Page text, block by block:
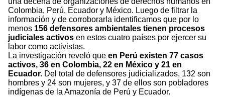
Colombia, Perú, Ecuador y México. Luego de filtrar la
información y de corroborarla identificamos que por lo
menos 156 defensores ambientales tienen procesos
judiciales activos en estos cuatro países por ejercer su
labor como activistas.
La investigación reveló que en Perú existen 77 casos
activos, 36 en Colombia, 22 en México y 21 en
Ecuador. Del total de defensores judicializados, 132 son
hombres y 24 son mujeres, y 37 de ellos son pobladores
indígenas de la Amazonía de Perú y Ecuador.